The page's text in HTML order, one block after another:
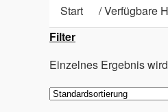
Start /Verfügbare
Filter
Einzelnes Ergebnis